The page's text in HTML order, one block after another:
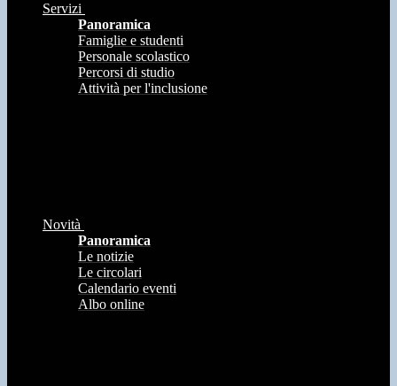
Servizi
Panoramica
Famiglie e studenti
Personale scolastico
Percorsi di studio
Attività per l'inclusione
Novità
Panoramica
Le notizie
Le circolari
Calendario eventi
Albo online